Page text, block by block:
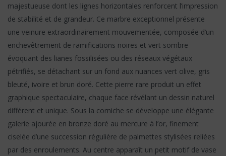
majestueuse dont les lignes horizontales renforcent l’impression
de stabilité et de grandeur. Ce marbre exceptionnel présente
une veinure extraordinairement mouvementée, composée d’un
enchevêtrement de ramifications noires et vert sombre
évoquant des lianes fossilisées ou des réseaux végétaux
pétrifiés, se détachant sur un fond aux nuances vert olive, gris
bleuté, ivoire et brun doré. Cette pierre rare produit un effet
graphique spectaculaire, chaque face révélant un dessin naturel
différent et unique. Sous la corniche se développe une élégante
galerie ajourée en bronze doré au mercure à l’or, finement
ciselée d’une succession régulière de palmettes stylisées reliées
par des enroulements. Au centre apparaît un petit motif de vase